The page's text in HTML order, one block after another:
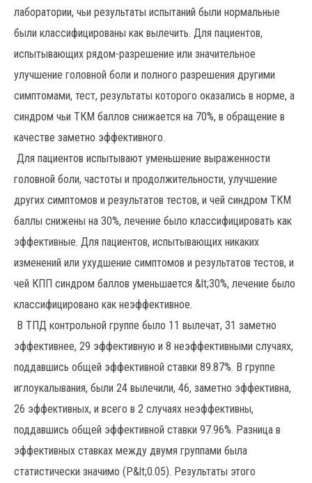
лаборатории, чьи результаты испытаний были нормальные
были классифицированы как вылечить. Для пациентов,
испытывающих рядом-разрешение или значительное
улучшение головной боли и полного разрешения другими
симптомами, тест, результаты которого оказались в норме, а
синдром чьи ТКМ баллов снижается на 70%, в обращение в
качестве заметно эффективного.
Для пациентов испытывают уменьшение выраженности
головной боли, частоты и продолжительности, улучшение
других симптомов и результатов тестов, и чей синдром ТКМ
баллы снижены на 30%, лечение было классифицировать как
эффективные. Для пациентов, испытывающих никаких
изменений или ухудшение симптомов и результатов тестов, и
чей КПП синдром баллов уменьшается &lt;30%, лечение было
классифицировано как неэффективное.
В ТПД контрольной группе было 11 вылечат, 31 заметно
эффективнее, 29 эффективную и 8 неэффективными случаях,
поддавшись общей эффективной ставки 89.87%. В группе
иглоукалывания, были 24 вылечили, 46, заметно эффективна,
26 эффективных, и всего в 2 случаях неэффективны,
поддавшись общей эффективной ставки 97.96%. Разница в
эффективных ставках между двумя группами была
статистически значимо (Р&lt;0.05). Результаты этого